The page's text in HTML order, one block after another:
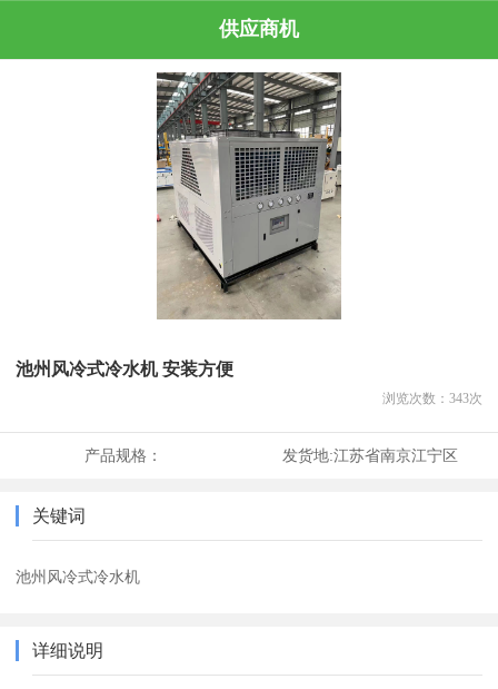
供应商机
池州风冷式冷水机 安装方便
浏览次数： 343次
产品规格： 发货地:江苏省南京江宁区
关键词
池州风冷式冷水机
详细说明